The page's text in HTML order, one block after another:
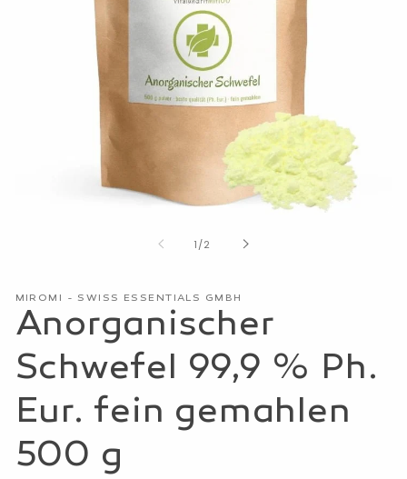
1/
von
2
MIROMI - SWISS ESSENTIALS GMBH
Anorganischer
Schwefel 99,9 % Ph.
Eur. fein gemahlen
500 g